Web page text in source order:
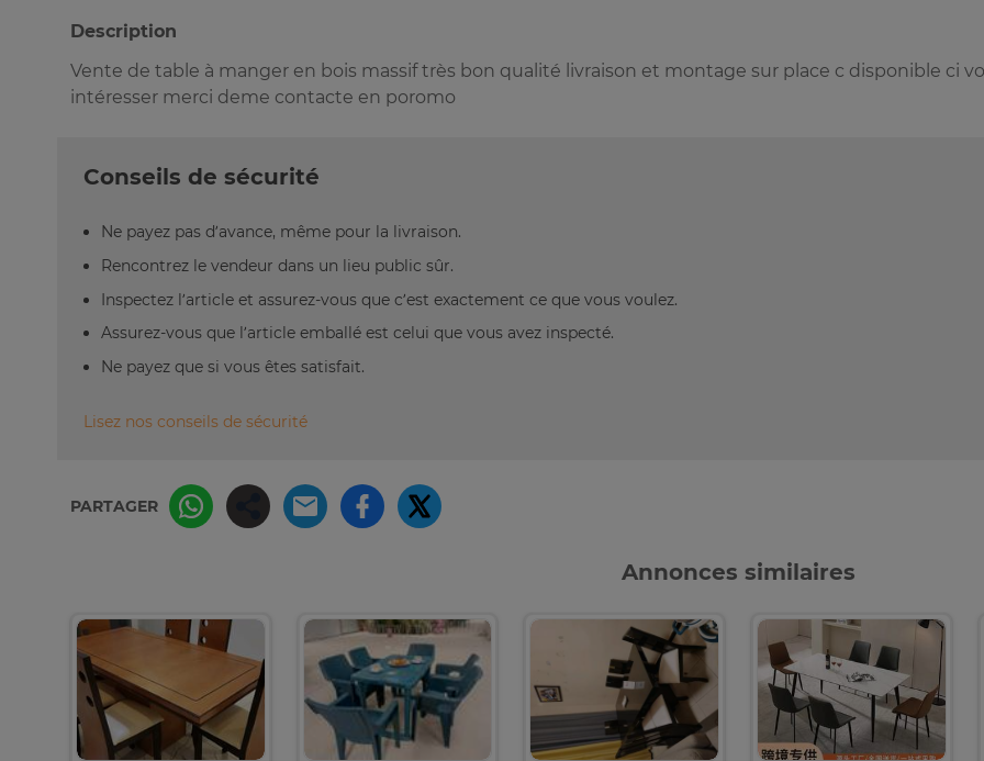
Description
Vente de table à manger en bois massif très bon qualité livraison et montage sur place c disponible ci
intéresser merci deme contacte en poromo
Conseils de sécurité
Ne payez pas d’avance, même pour la livraison.
Rencontrez le vendeur dans un lieu public sûr.
Inspectez l’article et assurez-vous que c’est exactement ce que vous voulez.
Assurez-vous que l’article emballé est celui que vous avez inspecté.
Ne payez que si vous êtes satisfait.
Lisez nos conseils de sécurité
PARTAGER
Annonces similaires